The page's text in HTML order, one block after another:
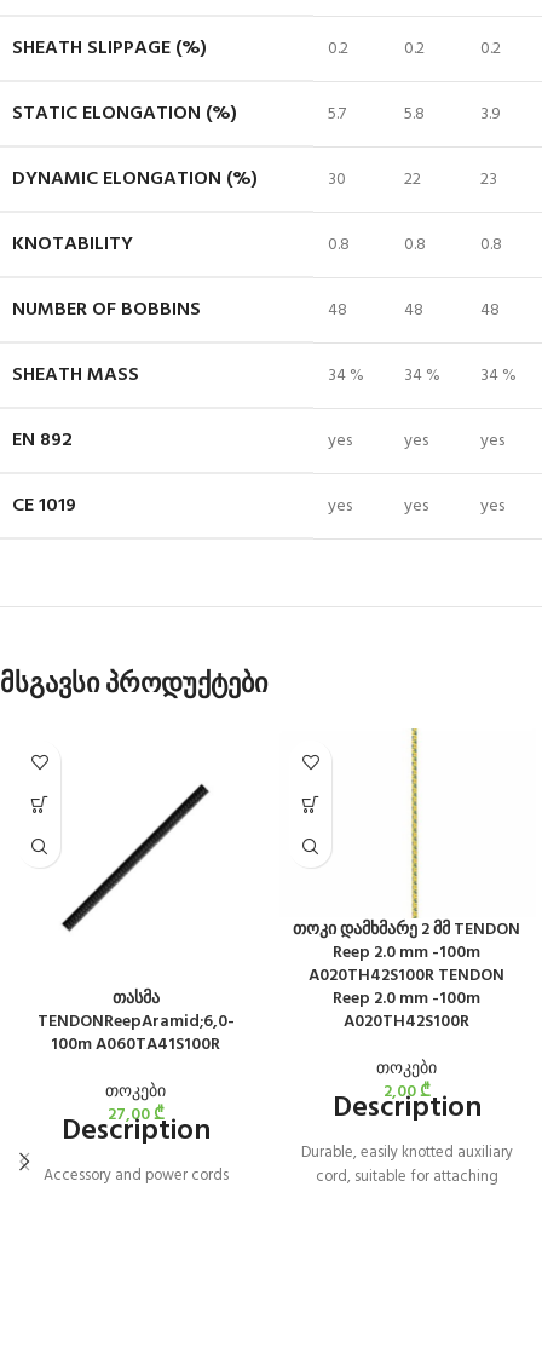
SHEATH SLIPPAGE (%) 0.2 0.2 0.2
STATIC ELONGATION (%) 5.7 5.8 3.9
DYNAMIC ELONGATION (%) 30 22 23
KNOTABILITY 0.8 0.8 0.8
NUMBER OF BOBBINS 48 48 48
SHEATH MASS 34 % 34 % 34 %
EN 892 yes yes yes
CE 1019 yes yes yes
მსგავსი პროდუქტები
თასმა
TENDONReepAramid;6,0-
100m A060TA41S100R
თოკები
27,00₾
Description
Accessory and power cords
თოკი დამხმარე 2 მმ TENDON
Reep 2.0 mm -100m
A020TH42S100R TENDON
Reep 2.0 mm -100m
A020TH42S100R
თოკები
2,00₾
Description
Durable, easily knotted auxiliary
cord, suitable for attaching